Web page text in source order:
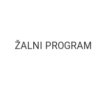
ŽALNI PROGRAM